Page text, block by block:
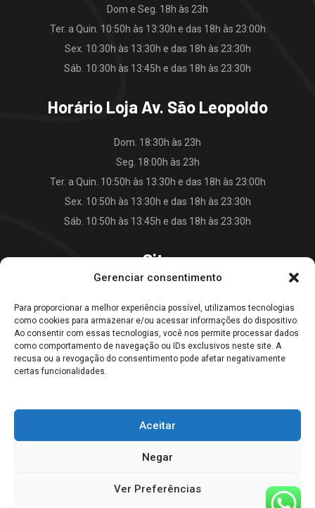
Gerenciar consentimento
Para proporcionar a melhor experiência possível, utilizamos tecnologias
como cookies para armazenar e/ou acessar informações do dispositivo.
Ao consentir com essas tecnologias, você nos permite processar dados
como comportamento de navegação ou IDs exclusivos neste site. A
recusa ou a revogação do consentimento pode afetar negativamente
certas funcionalidades.
Aceitar
Negar
Ver Preferências
Dom e Seg. 18h às 23h
Ter. a Quin. 10:50h às 13:30h e das 18h às 23:00h
Sex. 10:30h às 13:30h e das 18h às 23:30h
Sáb. 10:30h às 13:45h e das 18h às 23:30h
Horário Loja Av. São Leopoldo
Dom. 18:30h às 23h
Seg. 18:00h às 23h
Ter. a Quin. 10:50h às 13:30h e das 18h às 23:00h
Sex. 10:50h às 13:30h e das 18h às 23:30h
Sáb. 10:50h às 13:45h e das 18h às 23:30h
Site
Cardápio
Contato
Blog
Galeria Falkão Lanches